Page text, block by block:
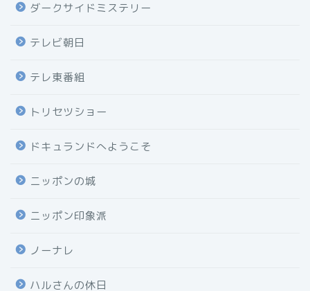
ダークサイドミステリー
テレビ朝日
テレ東番組
トリセツショー
ドキュランドへようこそ
ニッポンの城
ニッポン印象派
ノーナレ
ハルさんの休日